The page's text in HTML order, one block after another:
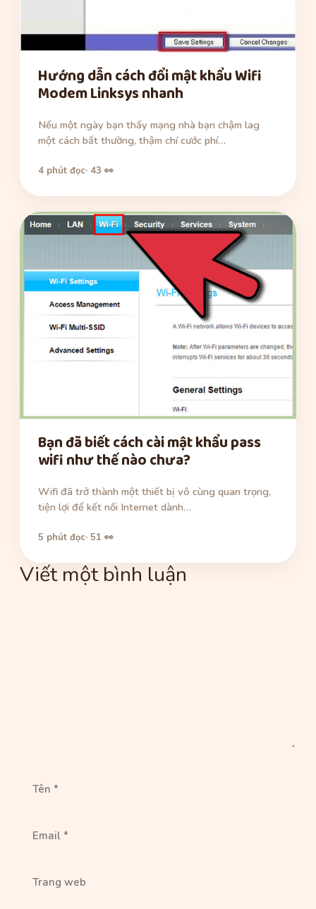
Hướng dẫn cách đổi mật khẩu Wifi
Modem Linksys nhanh
Nếu một ngày bạn thấy mạng nhà bạn chậm lag
một cách bất thường, thậm chí cước phí…
4 phút đọc· 43 👀
Bạn đã biết cách cài mật khẩu pass
wifi như thế nào chưa?
Wifi đã trở thành một thiết bị vô cùng quan trọng,
tiện lợi để kết nối Internet dành…
5 phút đọc· 51 👀
Viết một bình luận
web